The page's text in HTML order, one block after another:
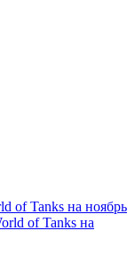
of Tanks на ноябрь
of Tanks на